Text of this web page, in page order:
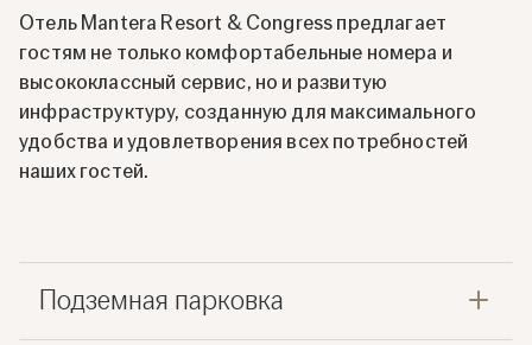
Отель Mantera Resort & Congress предлагает
гостям не только комфортабельные номера и
высококлассный сервис, но и развитую
инфраструктуру, созданную для максимального
удобства и удовлетворения всех потребностей
наших гостей.
Подземная парковка